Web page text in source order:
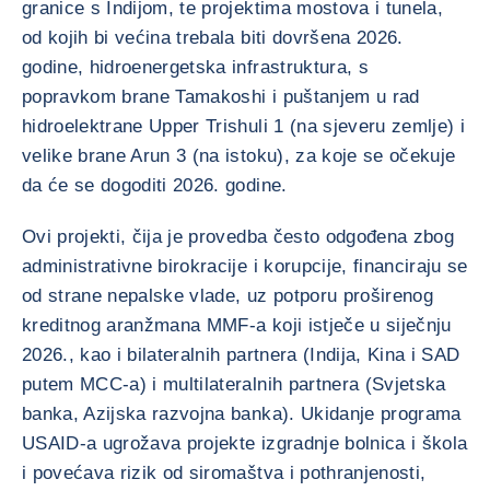
granice s Indijom, te projektima mostova i tunela,
od kojih bi većina trebala biti dovršena 2026.
godine, hidroenergetska infrastruktura, s
popravkom brane Tamakoshi i puštanjem u rad
hidroelektrane Upper Trishuli 1 (na sjeveru zemlje) i
velike brane Arun 3 (na istoku), za koje se očekuje
da će se dogoditi 2026. godine.
Ovi projekti, čija je provedba često odgođena zbog
administrativne birokracije i korupcije, financiraju se
od strane nepalske vlade, uz potporu proširenog
kreditnog aranžmana MMF-a koji istječe u siječnju
2026., kao i bilateralnih partnera (Indija, Kina i SAD
putem MCC-a) i multilateralnih partnera (Svjetska
banka, Azijska razvojna banka). Ukidanje programa
USAID-a ugrožava projekte izgradnje bolnica i škola
i povećava rizik od siromaštva i pothranjenosti,